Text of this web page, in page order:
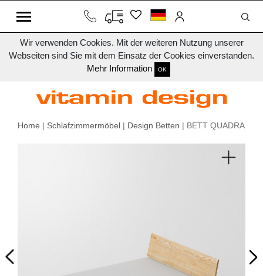
Wir verwenden Cookies. Mit der weiteren Nutzung unserer
Webseiten sind Sie mit dem Einsatz der Cookies einverstanden.
Mehr Information
OK
Home | Schlafzimmermöbel | Design Betten | BETT QUADRA